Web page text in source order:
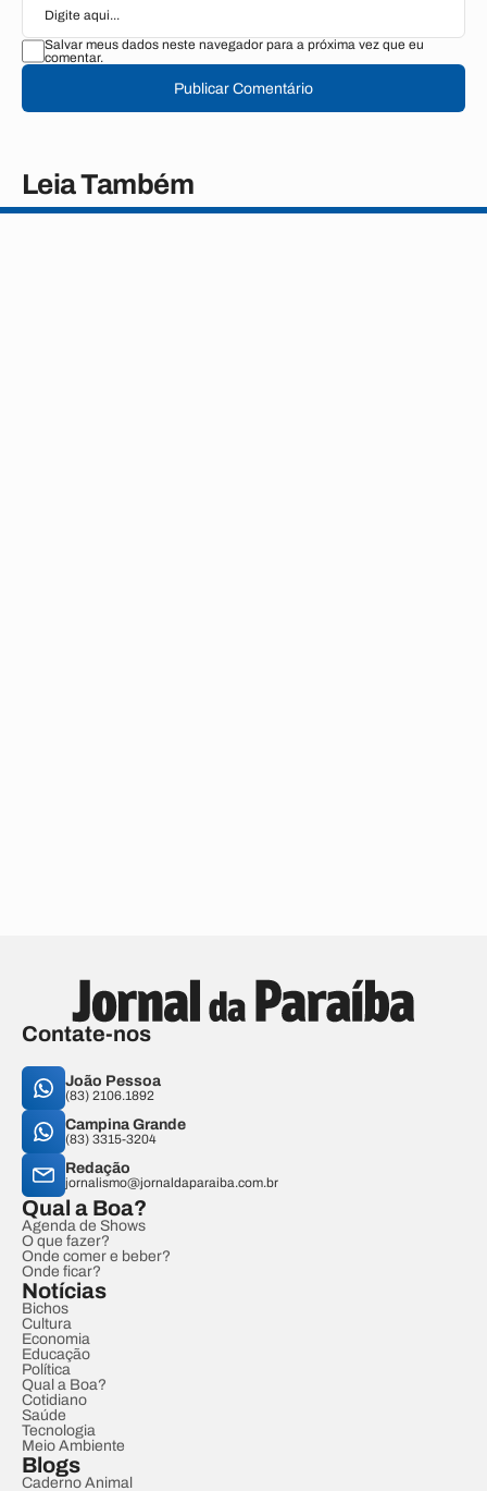
Salvar meus dados neste navegador para a próxima vez que eu
comentar.
Publicar Comentário
Leia Também
Contate-nos
João Pessoa
(83) 2106.1892
Campina Grande
(83) 3315-3204
Redação
jornalismo@jornaldaparaiba.com.br
Qual a Boa?
Agenda de Shows
O que fazer?
Onde comer e beber?
Onde ficar?
Notícias
Bichos
Cultura
Economia
Educação
Política
Qual a Boa?
Cotidiano
Saúde
Tecnologia
Meio Ambiente
Blogs
Caderno Animal